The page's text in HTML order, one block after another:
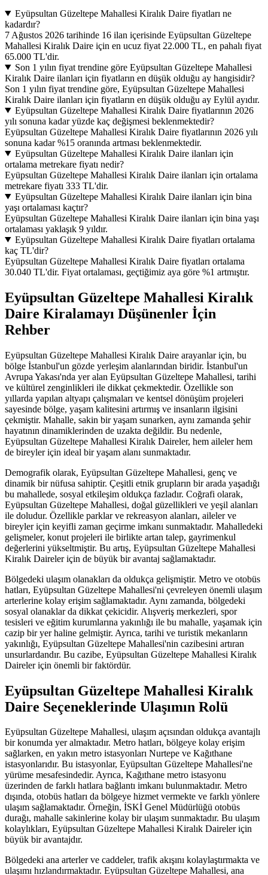
Eyüpsultan Güzeltepe Mahallesi Kiralık Daire fiyatları ne
kadardır?
7 Ağustos 2026 tarihinde 16 ilan içerisinde Eyüpsultan Güzeltepe
Mahallesi Kiralık Daire için en ucuz fiyat 22.000 TL, en pahalı fiyat
65.000 TL'dir.
Son 1 yılın fiyat trendine göre Eyüpsultan Güzeltepe Mahallesi
Kiralık Daire ilanları için fiyatların en düşük olduğu ay hangisidir?
Son 1 yılın fiyat trendine göre, Eyüpsultan Güzeltepe Mahallesi
Kiralık Daire ilanları için fiyatların en düşük olduğu ay Eylül ayıdır.
Eyüpsultan Güzeltepe Mahallesi Kiralık Daire fiyatlarının 2026
yılı sonuna kadar yüzde kaç değişmesi beklenmektedir?
Eyüpsultan Güzeltepe Mahallesi Kiralık Daire fiyatlarının 2026 yılı
sonuna kadar %15 oranında artması beklenmektedir.
Eyüpsultan Güzeltepe Mahallesi Kiralık Daire ilanları için
ortalama metrekare fiyatı nedir?
Eyüpsultan Güzeltepe Mahallesi Kiralık Daire ilanları için ortalama
metrekare fiyatı 333 TL'dir.
Eyüpsultan Güzeltepe Mahallesi Kiralık Daire ilanları için bina
yaşı ortalaması kaçtır?
Eyüpsultan Güzeltepe Mahallesi Kiralık Daire ilanları için bina yaşı
ortalaması yaklaşık 9 yıldır.
Eyüpsultan Güzeltepe Mahallesi Kiralık Daire fiyatları ortalama
kaç TL'dir?
Eyüpsultan Güzeltepe Mahallesi Kiralık Daire fiyatları ortalama
30.040 TL'dir. Fiyat ortalaması, geçtiğimiz aya göre %1 artmıştır.
Eyüpsultan Güzeltepe Mahallesi Kiralık
Daire Kiralamayı Düşünenler İçin
Rehber
Eyüpsultan Güzeltepe Mahallesi Kiralık Daire arayanlar için, bu
bölge İstanbul'un gözde yerleşim alanlarından biridir. İstanbul'un
Avrupa Yakası'nda yer alan Eyüpsultan Güzeltepe Mahallesi, tarihi
ve kültürel zenginlikleri ile dikkat çekmektedir. Özellikle son
yıllarda yapılan altyapı çalışmaları ve kentsel dönüşüm projeleri
sayesinde bölge, yaşam kalitesini artırmış ve insanların ilgisini
çekmiştir. Mahalle, sakin bir yaşam sunarken, aynı zamanda şehir
hayatının dinamiklerinden de uzakta değildir. Bu nedenle,
Eyüpsultan Güzeltepe Mahallesi Kiralık Daireler, hem aileler hem
de bireyler için ideal bir yaşam alanı sunmaktadır.
Demografik olarak, Eyüpsultan Güzeltepe Mahallesi, genç ve
dinamik bir nüfusa sahiptir. Çeşitli etnik grupların bir arada yaşadığı
bu mahallede, sosyal etkileşim oldukça fazladır. Coğrafi olarak,
Eyüpsultan Güzeltepe Mahallesi, doğal güzellikleri ve yeşil alanları
ile doludur. Özellikle parklar ve rekreasyon alanları, aileler ve
bireyler için keyifli zaman geçirme imkanı sunmaktadır. Mahalledeki
gelişmeler, konut projeleri ile birlikte artan talep, gayrimenkul
değerlerini yükseltmiştir. Bu artış, Eyüpsultan Güzeltepe Mahallesi
Kiralık Daireler için de büyük bir avantaj sağlamaktadır.
Bölgedeki ulaşım olanakları da oldukça gelişmiştir. Metro ve otobüs
hatları, Eyüpsultan Güzeltepe Mahallesi'ni çevreleyen önemli ulaşım
arterlerine kolay erişim sağlamaktadır. Aynı zamanda, bölgedeki
sosyal olanaklar da dikkat çekicidir. Alışveriş merkezleri, spor
tesisleri ve eğitim kurumlarına yakınlığı ile bu mahalle, yaşamak için
cazip bir yer haline gelmiştir. Ayrıca, tarihi ve turistik mekanların
yakınlığı, Eyüpsultan Güzeltepe Mahallesi'nin cazibesini artıran
unsurlardandır. Bu cazibe, Eyüpsultan Güzeltepe Mahallesi Kiralık
Daireler için önemli bir faktördür.
Eyüpsultan Güzeltepe Mahallesi Kiralık
Daire Seçeneklerinde Ulaşımın Rolü
Eyüpsultan Güzeltepe Mahallesi, ulaşım açısından oldukça avantajlı
bir konumda yer almaktadır. Metro hatları, bölgeye kolay erişim
sağlarken, en yakın metro istasyonları Nurtepe ve Kağıthane
istasyonlarıdır. Bu istasyonlar, Eyüpsultan Güzeltepe Mahallesi'ne
yürüme mesafesindedir. Ayrıca, Kağıthane metro istasyonu
üzerinden de farklı hatlara bağlantı imkanı bulunmaktadır. Metro
dışında, otobüs hatları da bölgeye hizmet vermekte ve farklı yönlere
ulaşım sağlamaktadır. Örneğin, İSKİ Genel Müdürlüğü otobüs
durağı, mahalle sakinlerine kolay bir ulaşım sunmaktadır. Bu ulaşım
kolaylıkları, Eyüpsultan Güzeltepe Mahallesi Kiralık Daireler için
büyük bir avantajdır.
Bölgedeki ana arterler ve caddeler, trafik akışını kolaylaştırmakta ve
ulaşımı hızlandırmaktadır. Eyüpsultan Güzeltepe Mahallesi, ana